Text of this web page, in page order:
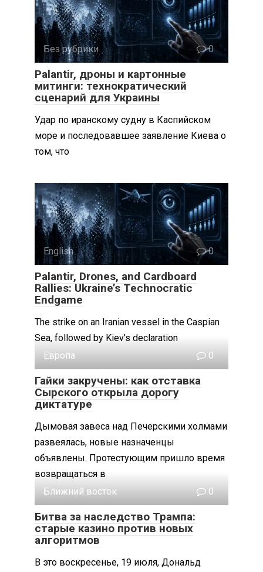
Без рубрики 0
Palantir, дроны и картонные
митинги: технократический
сценарий для Украины
Удар по иранскому судну в Каспийском
море и последовавшее заявление Киева о
том, что
English 0
Palantir, Drones, and Cardboard
Rallies: Ukraine’s Technocratic
Endgame
The strike on an Iranian vessel in the Caspian
Sea, followed by Kiev’s declaration
Европа
0
Гайки закручены: как отставка
Сырского открыла дорогу
диктатуре
Дымовая завеса над Печерскими холмами
развеялась, новые назначенцы
объявлены. Протестующим пришло время
возвращаться в
Ближний восток
0
Битва за наследство Трампа:
старые казино против новых
алгоритмов
В это воскресенье, 19 июля, Дональд